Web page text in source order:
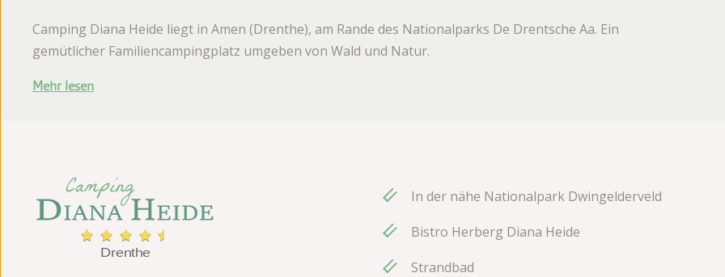
Camping Diana Heide liegt in Amen (Drenthe), am Rande des Nationalparks De Drentsche Aa. Ein
gemütlicher Familiencampingplatz umgeben von Wald und Natur.
Mehr lesen
In der nähe Nationalpark Dwingelderveld
Bistro Herberg Diana Heide
Strandbad